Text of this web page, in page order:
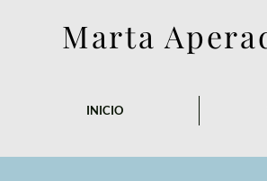
Marta
INICIO